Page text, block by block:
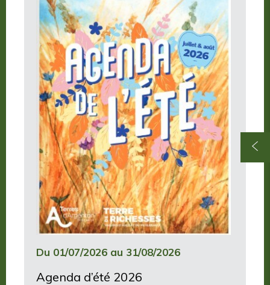
Du 01/07/2026 au 31/08/2026
Agenda d’été 2026